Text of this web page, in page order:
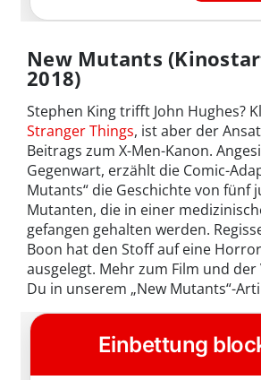
New Mutants
2018)
Stephen King trifft John Hughes?
Stranger Things, ist aber der
Beitrags zum X-Men-Kanon.
Gegenwart, erzählt die Comic-
Mutants“ die Geschichte von fünf
Mutanten, die in einer
gefangen gehalten werden.
Boon hat den Stoff auf eine
ausgelegt. Mehr zum Film und
Du in unserem „New Mutants“-